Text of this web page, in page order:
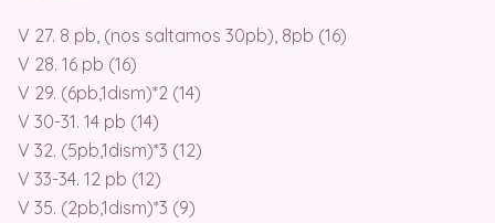
V 27. 8 pb, (nos saltamos 30pb), 8pb (16)
V 28. 16 pb (16)
V 29. (6pb,1dism)*2 (14)
V 30-31. 14 pb (14)
V 32. (5pb,1dism)*3 (12)
V 33-34. 12 pb (12)
V 35. (2pb,1dism)*3 (9)